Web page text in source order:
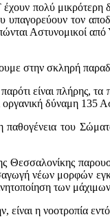
πολύ
υπαγορεύουν τον
Αστυνομικοί
στην σκληρή
είναι πλήρης,
δύναμη 135
του
Θεσσαλονίκης
νέων μορφών
των
είναι η νοοτροπία